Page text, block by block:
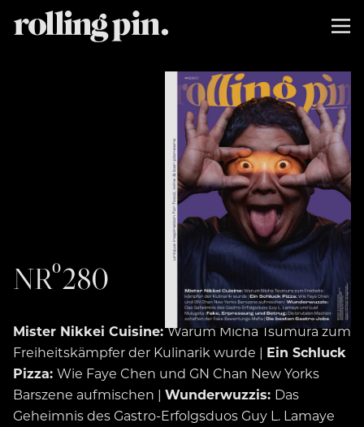
NRº280
Mister Nikkei Cuisine:Warum Micha Tsumura zum
Freiheitskämpfer der Kulinarik wurde | Ein Schluck
Pizza: Wie Faye Chen und GN Chan New Yorks
Barszene aufmischen | Wunderwuzzis: Das
Geheimnis des Gastro-Erfolgsduos Guy L. Lamaye